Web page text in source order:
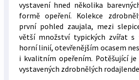
vystavení hned několika
formě opeření. Kolekce
první pohled zaujala, mezi
větší množství typických zvířat s
horní linií, otevřenějším ocasem
i kvalitním opeřením. Potěšující je
vystavených zdrobnělých